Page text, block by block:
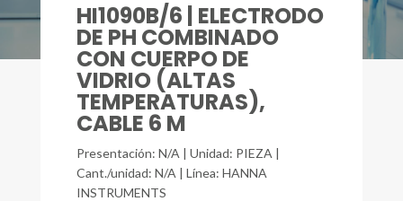
HI1090B/6 | ELECTRODO
DE PH COMBINADO
CON CUERPO DE
VIDRIO (ALTAS
TEMPERATURAS),
CABLE 6 M
Presentación: N/A | Unidad: PIEZA |
Cant./unidad: N/A | Línea: HANNA
INSTRUMENTS